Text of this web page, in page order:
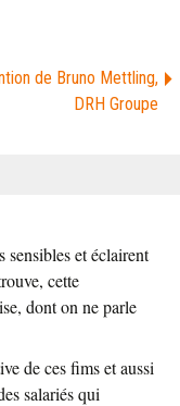
de Bruno Mettling,
DRH Groupe
sensibles et éclairent
cette
dont on ne parle
de ces fims et aussi
salariés qui